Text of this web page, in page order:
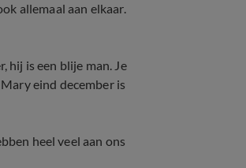
allemaal aan elkaar.
hij is een blije man. Je
eind december is
heel veel aan ons